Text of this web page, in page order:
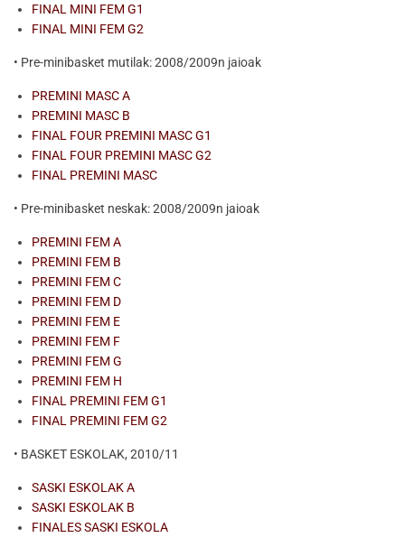
FINAL MINI FEM G1
FINAL MINI FEM G2
• Pre-minibasket mutilak: 2008/2009n jaioak
PREMINI MASC A
PREMINI MASC B
FINAL FOUR PREMINI MASC G1
FINAL FOUR PREMINI MASC G2
FINAL PREMINI MASC
• Pre-minibasket neskak: 2008/2009n jaioak
PREMINI FEM A
PREMINI FEM B
PREMINI FEM C
PREMINI FEM D
PREMINI FEM E
PREMINI FEM F
PREMINI FEM G
PREMINI FEM H
FINAL PREMINI FEM G1
FINAL PREMINI FEM G2
• BASKET ESKOLAK, 2010/11
SASKI ESKOLAK A
SASKI ESKOLAK B
FINALES SASKI ESKOLA